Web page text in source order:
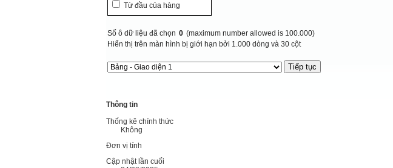
Từ đầu của hàng
Số ô dữ liệu đã chọn 0 (maximum number allowed is 100.000)
Hiển thị trên màn hình bị giới hạn bởi 1.000 dòng và 30 cột
Thông tin
Thống kê chính thức
Không
Đơn vị tính
Cập nhật lần cuối